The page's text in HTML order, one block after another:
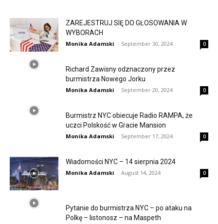
ZAREJESTRUJ SIĘ DO GŁOSOWANIA W
WYBORACH
Monika Adamski - September 30, 2024 0
Richard Zawisny odznaczony przez
burmistrza Nowego Jorku
Monika Adamski - September 20, 2024 0
Burmistrz NYC obiecuje Radio RAMPA, że
uczci Polskość w Gracie Mansion
Monika Adamski - September 17, 2024 0
Wiadomości NYC – 14 sierpnia 2024
Monika Adamski - August 14, 2024 0
Pytanie do burmistrza NYC – po ataku na
Polkę – listonosz – na Maspeth